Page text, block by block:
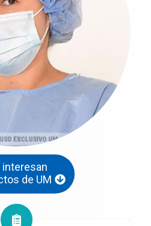
interesan
de UM